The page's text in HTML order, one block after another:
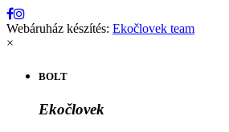
Webáruház készítés: Ekočlovek team
×
BOLT
Ekočlovek